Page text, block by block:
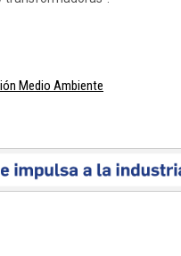
Medio Ambiente